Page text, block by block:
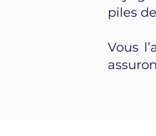
piles
Vous